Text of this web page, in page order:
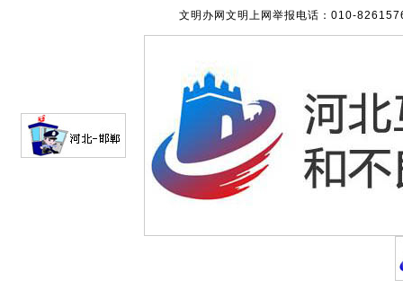
文明办网文明上网举报电话：010-